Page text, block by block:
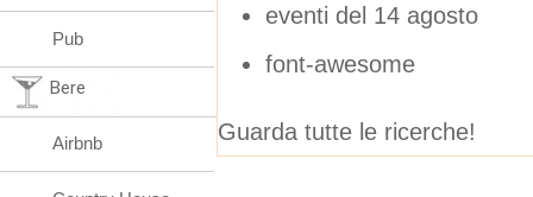
eventi del 14 agosto
font-awesome
Guarda tutte le ricerche!
Pub
Bere
Airbnb